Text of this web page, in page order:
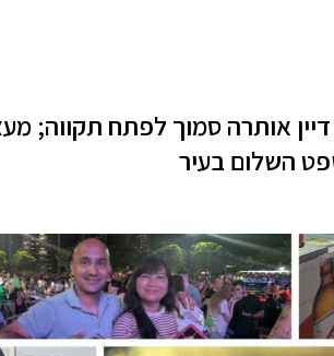
אותרה סמוך לפתח תקווה;
השלום בעיר